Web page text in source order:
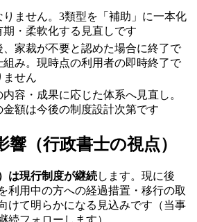
りません。3類型を「補助」に一本化
期・柔軟化する見直しです
、家裁が不要と認めた場合に終了で
組み。現時点の利用者の即時終了で
ません
内容・成果に応じた体系へ見直し。
金額は今後の制度設計次第です
（行政書士の視点）
は現行制度が継続します。現に後
利用中の方への経過措置・移行の取
けて明らかになる見込みです（当事
続フォローします）